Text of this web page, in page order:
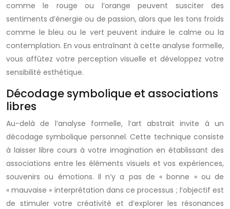
comme le rouge ou l’orange peuvent susciter des
sentiments d’énergie ou de passion, alors que les tons froids
comme le bleu ou le vert peuvent induire le calme ou la
contemplation. En vous entraînant à cette analyse formelle,
vous affûtez votre perception visuelle et développez votre
sensibilité esthétique.
Décodage symbolique et associations
libres
Au-delà de l’analyse formelle, l’art abstrait invite à un
décodage symbolique personnel. Cette technique consiste
à laisser libre cours à votre imagination en établissant des
associations entre les éléments visuels et vos expériences,
souvenirs ou émotions. Il n’y a pas de « bonne » ou de
« mauvaise » interprétation dans ce processus ; l’objectif est
de stimuler votre créativité et d’explorer les résonances